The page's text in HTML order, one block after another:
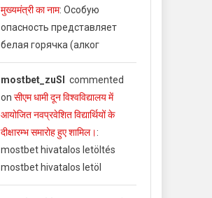
मुख्यमंत्री का नाम: Особую
опасность представляет
белая горячка (алког
mostbet_zuSl
commented
on सीएम धामी दून विश्वविद्यालय में
आयोजित नवप्रवेशित विद्यार्थियों के
दीक्षारम्भ समारोह हुए शामिल।:
mostbet hivatalos letöltés
mostbet hivatalos letöl